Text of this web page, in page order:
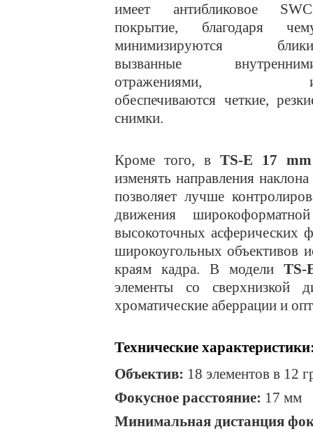
имеет антибликовое
покрытие, благодаря
минимизируются
вызванные
отражениями,
обеспечиваются четкие,
снимки.
Кроме того, в TS-E 17
изменять направления
позволяет лучше
движения
высокоточных асферических
широкоугольных объективов
краям кадра. В модели TS-
элементы со сверхнизкой
хроматические аберрации и
Технические
Объектив: 18 элементов в 12
Фокусное расстояние: 17 мм
Минимальная дистанция